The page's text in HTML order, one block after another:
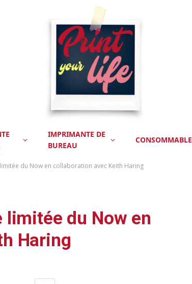
IMPRIMANTE DE
BUREAU
CONSOMMABLE
du Now en collaboration avec Keith Haring
du Now en
Haring